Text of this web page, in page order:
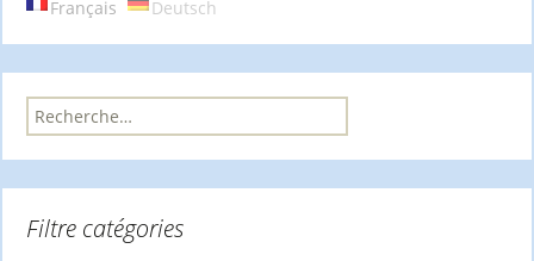
Français Deutsch
R
e
c
h
r
Filtre catégories